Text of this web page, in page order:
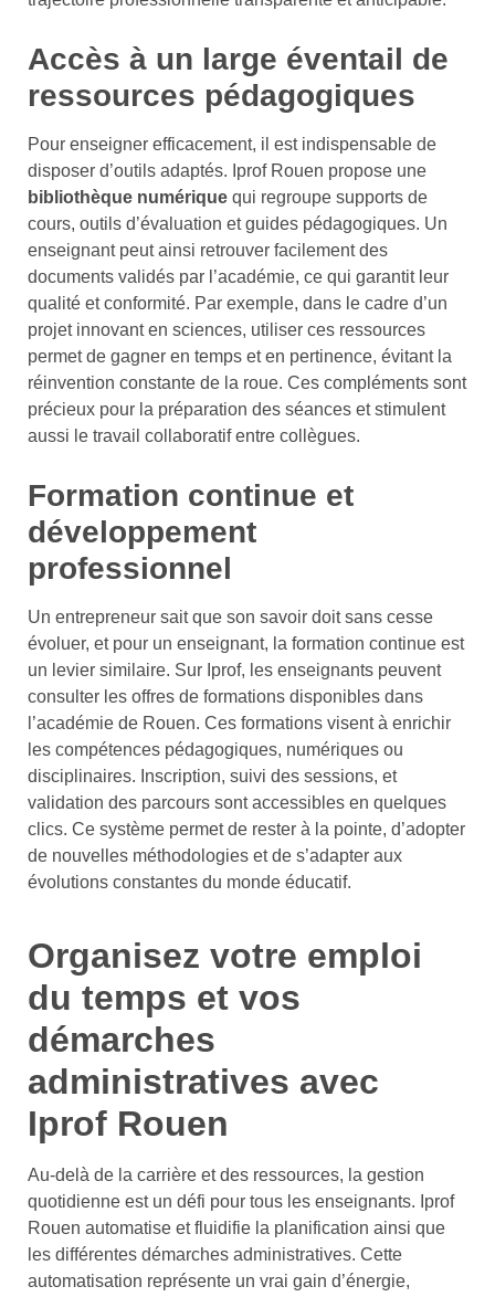
Accès à un large éventail de
ressources pédagogiques
Pour enseigner efficacement, il est indispensable de
disposer d’outils adaptés. Iprof Rouen propose une
bibliothèque numérique qui regroupe supports de
cours, outils d’évaluation et guides pédagogiques. Un
enseignant peut ainsi retrouver facilement des
documents validés par l’académie, ce qui garantit leur
qualité et conformité. Par exemple, dans le cadre d’un
projet innovant en sciences, utiliser ces ressources
permet de gagner en temps et en pertinence, évitant la
réinvention constante de la roue. Ces compléments sont
précieux pour la préparation des séances et stimulent
aussi le travail collaboratif entre collègues.
Formation continue et
développement
professionnel
Un entrepreneur sait que son savoir doit sans cesse
évoluer, et pour un enseignant, la formation continue est
un levier similaire. Sur Iprof, les enseignants peuvent
consulter les offres de formations disponibles dans
l’académie de Rouen. Ces formations visent à enrichir
les compétences pédagogiques, numériques ou
disciplinaires. Inscription, suivi des sessions, et
validation des parcours sont accessibles en quelques
clics. Ce système permet de rester à la pointe, d’adopter
de nouvelles méthodologies et de s’adapter aux
évolutions constantes du monde éducatif.
Organisez votre emploi
du temps et vos
démarches
administratives avec
Iprof Rouen
Au-delà de la carrière et des ressources, la gestion
quotidienne est un défi pour tous les enseignants. Iprof
Rouen automatise et fluidifie la planification ainsi que
les différentes démarches administratives. Cette
automatisation représente un vrai gain d’énergie,